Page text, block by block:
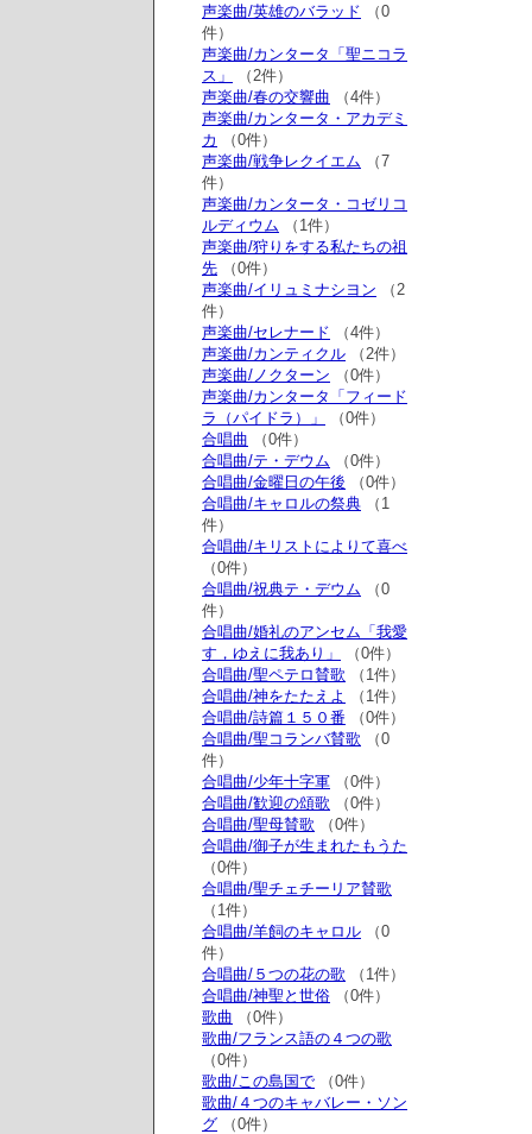
声楽曲/英雄のバラッド （0
件）
声楽曲/カンタータ「聖ニコラ
ス」
（2件）
声楽曲/春の交響曲 （4件）
声楽曲/カンタータ・アカデミ
カ
（0件）
声楽曲/戦争レクイエム （7
件）
声楽曲/カンタータ・コゼリコ
ルディウム （1件）
声楽曲/狩りをする私たちの祖
先 （0件）
声楽曲/イリュミナシヨン （2
件）
声楽曲/セレナード （4件）
声楽曲/カンティクル （2件）
声楽曲/ノクターン （0件）
声楽曲/カンタータ「フィード
ラ（パイドラ）」
（0件）
合唱曲 （0件）
合唱曲/テ・デウム （0件）
合唱曲/金曜日の午後 （0件）
合唱曲/キャロルの祭典 （1
件）
合唱曲/キリストによりて喜べ
（0件）
合唱曲/祝典テ・デウム （0
件）
合唱曲/婚礼のアンセム「我愛
す，ゆえに我あり」
（0件）
合唱曲/聖ペテロ賛歌 （1件）
合唱曲/神をたたえよ
（1件）
合唱曲/詩篇１５０番 （0件）
合唱曲/聖コランバ賛歌 （0
件）
合唱曲/少年十字軍 （0件）
合唱曲/歓迎の頌歌 （0件）
合唱曲/聖母賛歌 （0件）
合唱曲/御子が生まれたもうた
（0件）
合唱曲/聖チェチーリア賛歌
（1件）
合唱曲/羊飼のキャロル （0
件）
合唱曲/５つの花の歌 （1件）
合唱曲/神聖と世俗 （0件）
歌曲 （0件）
歌曲/フランス語の４つの歌
（0件）
歌曲/この島国で （0件）
歌曲/４つのキャバレー・ソン
グ （0件）